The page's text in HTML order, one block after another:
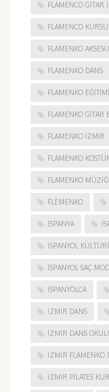
FLAMENCO GITAR
FLAMENCO
FLAMENKO
FLAMENKO DANS
FLAMENKO EĞITIMI
FLAMENKO GITAR
FLAMENKO IZMIR
FLAMENKO
FLAMENKO MÜZIĞI
FLEMENKO
ISPANYA
İSPANYOL
İSPANYOL SAÇ
İSPANYOLCA
IZMIR DANS
IZMIR DANS
İZMIR FLAMENKO
İZMIR PILATES